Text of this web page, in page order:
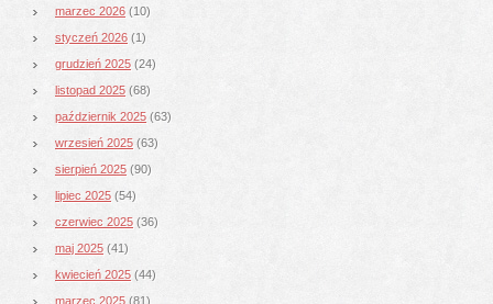
marzec 2026 (10)
styczeń 2026 (1)
grudzień 2025 (24)
listopad 2025 (68)
październik 2025 (63)
wrzesień 2025 (63)
sierpień 2025 (90)
lipiec 2025 (54)
czerwiec 2025 (36)
maj 2025 (41)
kwiecień 2025 (44)
marzec 2025 (81)